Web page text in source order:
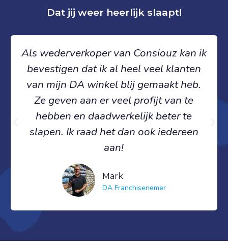
Dat jij weer heerlijk slaapt!
Als wederverkoper van Consiouz kan ik
bevestigen dat ik al heel veel klanten
van mijn DA winkel blij gemaakt heb.
Ze geven aan er veel profijt van te
hebben en daadwerkelijk beter te
slapen. Ik raad het dan ook iedereen
aan!
Mark
DA Franchisenemer